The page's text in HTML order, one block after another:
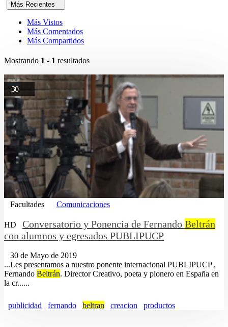
Más Recientes
Más Vistos
Más Comentados
Más Compartidos
Mostrando 1 - 1 resultados
30
Facultades Comunicaciones
HD Conversatorio y Ponencia de Fernando Beltrán
con alumnos y egresados PUBLIPUCP
30 de Mayo de 2019
...Les presentamos a nuestro ponente internacional PUBLIPUCP ,
Fernando Beltrán. Director Creativo, poeta y pionero en España en
la cr......
publicidad fernando beltran creacion productos